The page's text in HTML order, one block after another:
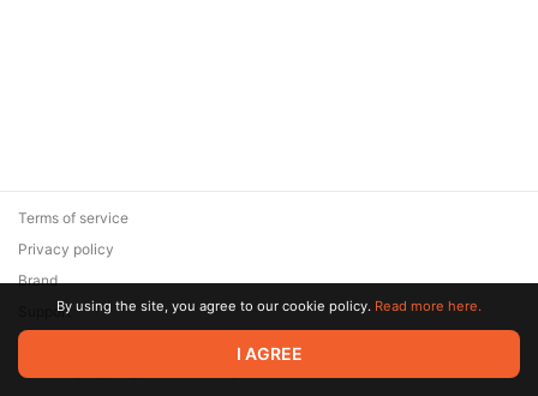
© 2026 Zaya Solutions Limited. All rights reserved. All trademarks
are the property of their respective owners.
Terms of service
Privacy policy
Brand
SupportBy using the site, you agree to our cookie policy. Read more here.
I AGREE